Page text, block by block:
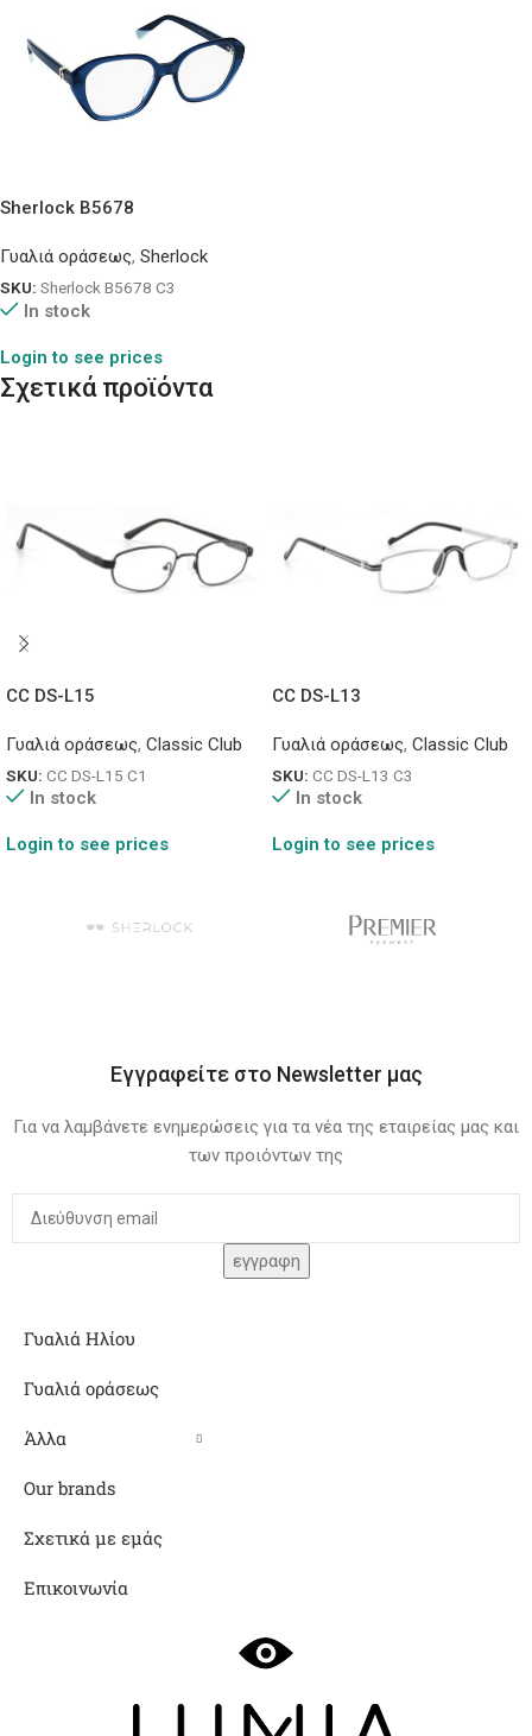
Sherlock B5678
Γυαλιά οράσεως, Sherlock
SKU: Sherlock B5678 C3
In stock
Login to see prices
Σχετικά προϊόντα
CC DS-L15
Γυαλιά οράσεως, Classic Club
SKU: CC DS-L15 C1
In stock
Login to see prices
CC DS-L13
Γυαλιά οράσεως, Classic Club
SKU: CC DS-L13 C3
In stock
Login to see prices
Εγγραφείτε στο Newsletter μας
Για να λαμβάνετε ενημερώσεις για τα νέα της εταιρείας μας και
των προιόντων της
Γυαλιά Ηλίου
Γυαλιά οράσεως
Άλλα
Our brands
Σχετικά με εμάς
Επικοινωνία